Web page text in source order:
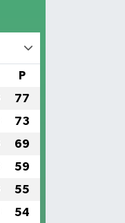
P
77
73
69
59
55
54